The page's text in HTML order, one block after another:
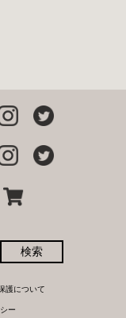
検索
護について
ー